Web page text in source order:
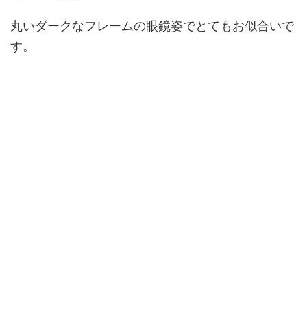
丸いダークなフレームの眼鏡姿でとてもお似合いで
す。